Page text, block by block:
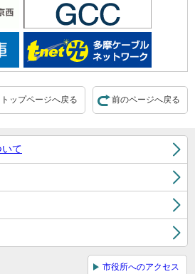
前のページへ戻る
トップページへ戻る
て
市役所へのアクセス